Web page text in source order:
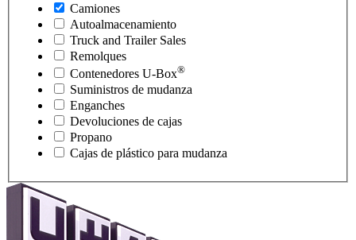
Camiones
Autoalmacenamiento
Truck and Trailer Sales
Remolques
Contenedores U-Box®
Suministros de mudanza
Enganches
Devoluciones de cajas
Propano
Cajas de plástico para mudanza